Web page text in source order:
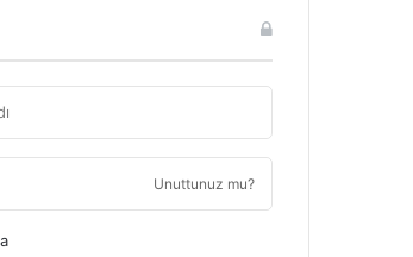
Unuttunuz mu?